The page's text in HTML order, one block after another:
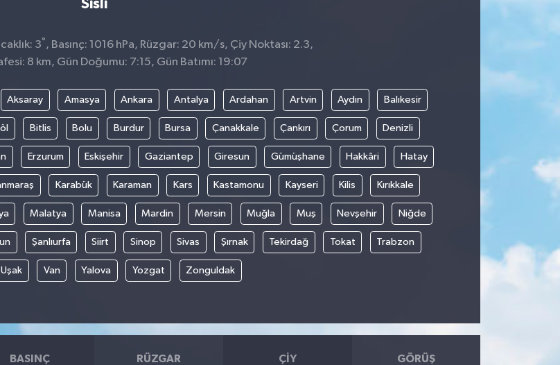
Sisli
3° , Basınç: 1016 hPa, Rüzgar: 20 km/s, Çiy Noktası: 2.3,
8 km, Gün Doğumu: 7:15, Gün Batımı: 19:07
Aksaray Amasya Ankara Antalya Ardahan Artvin Aydın Balıkesir
Bitlis Bolu Burdur Bursa Çanakkale Çankırı Çorum Denizli
Erzurum Eskişehir Gaziantep Giresun Gümüşhane Hakkâri Hatay
Karabük Karaman Kars Kastamonu Kayseri Kilis Kırıkkale
Malatya Manisa Mardin Mersin Muğla Muş Nevşehir Niğde
Şanlıurfa Siirt Sinop Sivas Şırnak Tekirdağ Tokat Trabzon
Uşak Van Yalova Yozgat Zonguldak
BASINÇ RÜZGAR ÇIY GÖRÜŞ